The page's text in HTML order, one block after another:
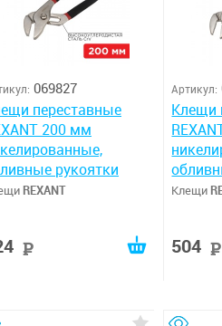
069827
переставные
200 мм
рукоятки
REXANT
Артикул:
Клещи
Клещи
504